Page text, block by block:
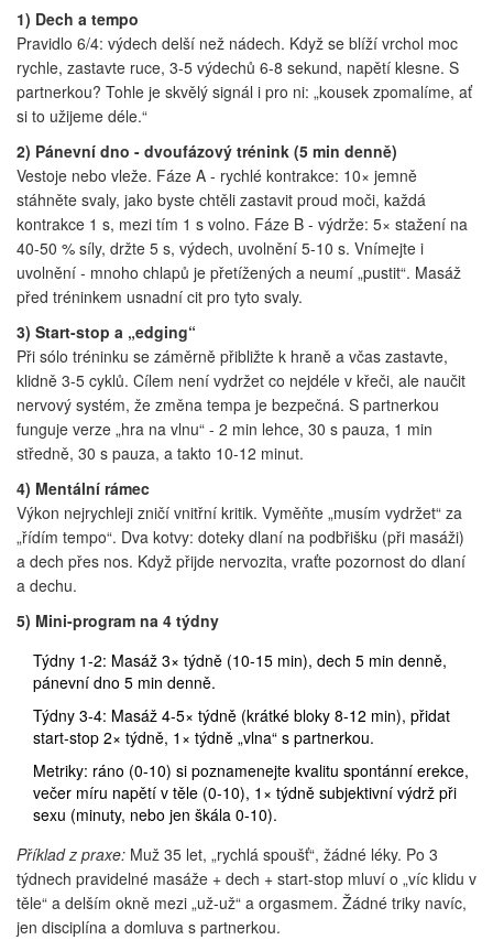
1) Dech a tempo
Pravidlo 6/4: výdech delší než nádech. Když se blíží vrchol moc
rychle, zastavte ruce, 3-5 výdechů 6-8 sekund, napětí klesne. S
partnerkou? Tohle je skvělý signál i pro ni: „kousek zpomalíme, ať
si to užijeme déle.“
2) Pánevní dno - dvoufázový trénink (5 min denně)
Vestoje nebo vleže. Fáze A - rychlé kontrakce: 10× jemně
stáhněte svaly, jako byste chtěli zastavit proud moči, každá
kontrakce 1 s, mezi tím 1 s volno. Fáze B - výdrže: 5× stažení na
40-50 % síly, držte 5 s, výdech, uvolnění 5-10 s. Vnímejte i
uvolnění - mnoho chlapů je přetížených a neumí „pustit“. Masáž
před tréninkem usnadní cit pro tyto svaly.
3) Start-stop a „edging“
Při sólo tréninku se záměrně přibližte k hraně a včas zastavte,
klidně 3-5 cyklů. Cílem není vydržet co nejdéle v křeči, ale naučit
nervový systém, že změna tempa je bezpečná. S partnerkou
funguje verze „hra na vlnu“ - 2 min lehce, 30 s pauza, 1 min
středně, 30 s pauza, a takto 10-12 minut.
4) Mentální rámec
Výkon nejrychleji zničí vnitřní kritik. Vyměňte „musím vydržet“ za
„řídím tempo“. Dva kotvy: doteky dlaní na podbřišku (při masáži)
a dech přes nos. Když přijde nervozita, vraťte pozornost do dlaní
a dechu.
5) Mini-program na 4 týdny
Týdny 1-2: Masáž 3× týdně (10-15 min), dech 5 min denně,
pánevní dno 5 min denně.
Týdny 3-4: Masáž 4-5× týdně (krátké bloky 8-12 min), přidat
start-stop 2× týdně, 1× týdně „vlna“ s partnerkou.
Metriky: ráno (0-10) si poznamenejte kvalitu spontánní erekce,
večer míru napětí v těle (0-10), 1× týdně subjektivní výdrž při
sexu (minuty, nebo jen škála 0-10).
Příklad z praxe: Muž 35 let, „rychlá spoušť“, žádné léky. Po 3
týdnech pravidelné masáže + dech + start-stop mluví o „víc klidu v
těle“ a delším okně mezi „už-už“ a orgasmem. Žádné triky navíc,
jen disciplína a domluva s partnerkou.